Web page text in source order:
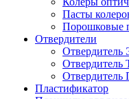
Пасты
Порошковые
Отвердители
Отвердитель
Пластификатор